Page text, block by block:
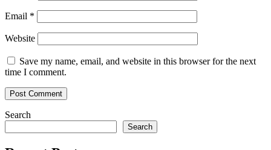
Email *
Website
Save my name, email, and website in this browser for the next
time I comment.
Search
Search